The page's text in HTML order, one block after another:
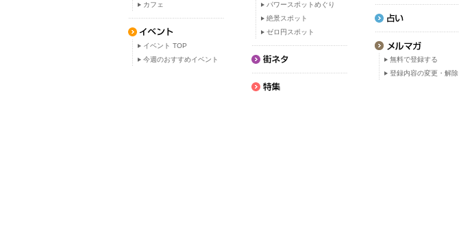
カフェ
イベント TOP
今週のおすすめイベント
パワースポットめぐり
絶景スポット
ゼロ円スポット
無料で登録する
登録内容の変更・解除